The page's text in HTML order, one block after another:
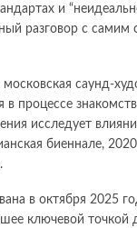
и
разговор с
московская саунд-
процессе
исследует
биеннале,
в октября 2025
ключевой точкой